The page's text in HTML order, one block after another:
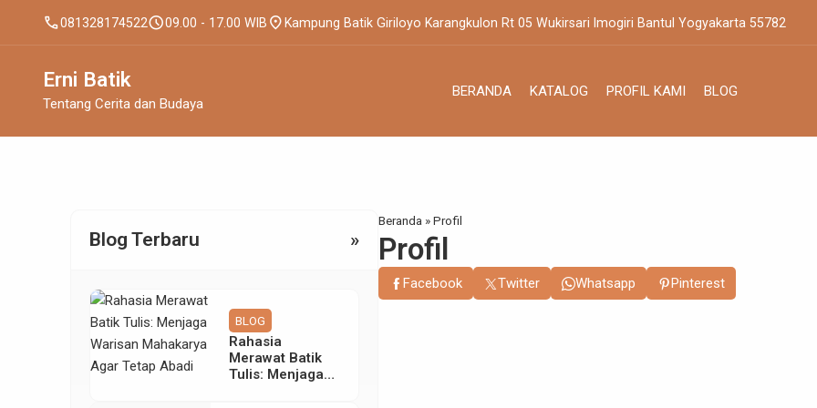
call081328174522schedule09.00 - 17.00 WIB location_onKampung Batik Giriloyo Karangkulon Rt 05 Wukirsari Imogiri Bantul Yogyakarta 55782
Erni Batik
Tentang Cerita dan Budaya
BERANDA KATALOG PROFIL KAMI BLOG
Beranda »Profil
Profil
Facebook Twitter Whatsapp Pinterest
Blog Terbaru »
BLOG
Rahasia
Merawat Batik
Tulis: Menjaga